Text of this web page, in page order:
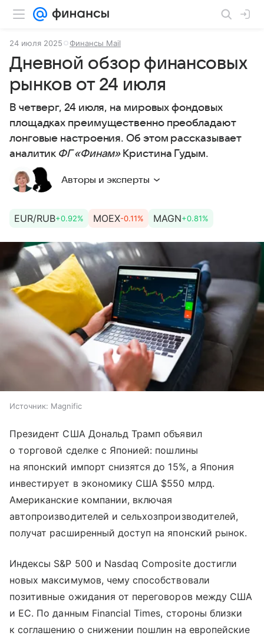
24 июля 2025 Финансы Mail
Дневной обзор финансовых
рынков от 24 июля
В четверг, 24 июля, на мировых фондовых
площадках преимущественно преобладают
лонговые настроения. Об этом рассказывает
аналитик ФГ «Финам»Кристина Гудым.
Авторы и эксперты
EUR/RUB+0.92% MOEX-0.11% MAGN+0.81%
Источник: Magnific
Президент США Дональд Трамп объявил
о торговой сделке с Японией: пошлины
на японский импорт снизятся до 15%, а Япония
инвестирует в экономику США $550 млрд.
Американские компании, включая
автопроизводителей и сельхозпроизводителей,
получат расширенный доступ на японский рынок.
Индексы S&P 500 и Nasdaq Composite достигли
новых максимумов, чему способствовали
позитивные ожидания от переговоров между США
и ЕС. По данным Financial Times, стороны близки
к соглашению о снижении пошлин на европейские